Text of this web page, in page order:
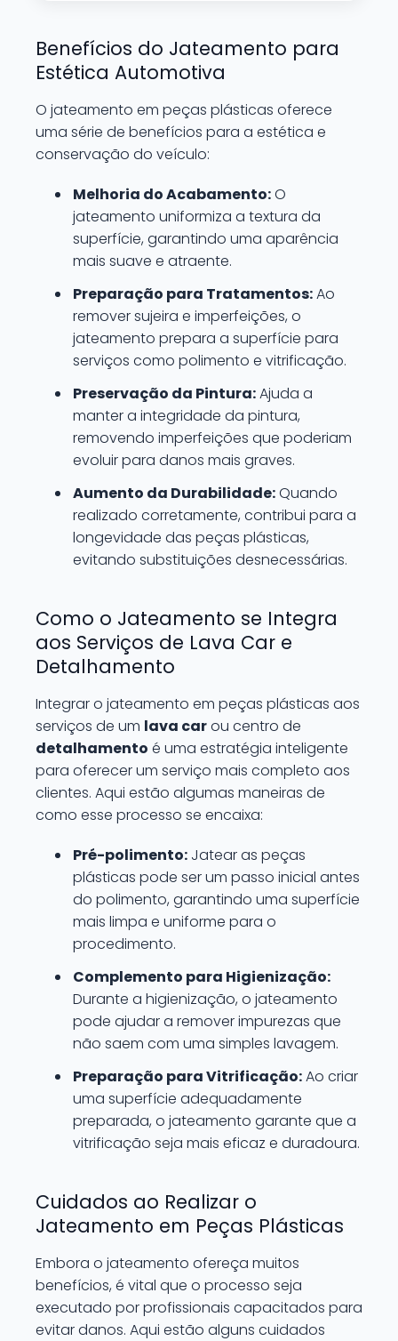
Benefícios do Jateamento para
Estética Automotiva
O jateamento em peças plásticas oferece
uma série de benefícios para a estética e
conservação do veículo:
Melhoria do Acabamento:O
jateamento uniformiza a textura da
superfície, garantindo uma aparência
mais suave e atraente.
Preparação para Tratamentos:Ao
remover sujeira e imperfeições, o
jateamento prepara a superfície para
serviços como polimento e vitrificação.
Preservação da Pintura:Ajuda a
manter a integridade da pintura,
removendo imperfeições que poderiam
evoluir para danos mais graves.
Aumento da Durabilidade:Quando
realizado corretamente, contribui para a
longevidade das peças plásticas,
evitando substituições desnecessárias.
Como o Jateamento se Integra
aos Serviços de Lava Car e
Detalhamento
Integrar o jateamento em peças plásticas aos
serviços de um lava carou centro de
detalhamento é uma estratégia inteligente
para oferecer um serviço mais completo aos
clientes. Aqui estão algumas maneiras de
como esse processo se encaixa:
Pré-polimento: Jatear as peças
plásticas pode ser um passo inicial antes
do polimento, garantindo uma superfície
mais limpa e uniforme para o
procedimento.
Complemento para Higienização:
Durante a higienização, o jateamento
pode ajudar a remover impurezas que
não saem com uma simples lavagem.
Preparação para Vitrificação:Ao criar
uma superfície adequadamente
preparada, o jateamento garante que a
vitrificação seja mais eficaz e duradoura.
Cuidados ao Realizar o
Jateamento em Peças Plásticas
Embora o jateamento ofereça muitos
benefícios, é vital que o processo seja
executado por profissionais capacitados para
evitar danos. Aqui estão alguns cuidados